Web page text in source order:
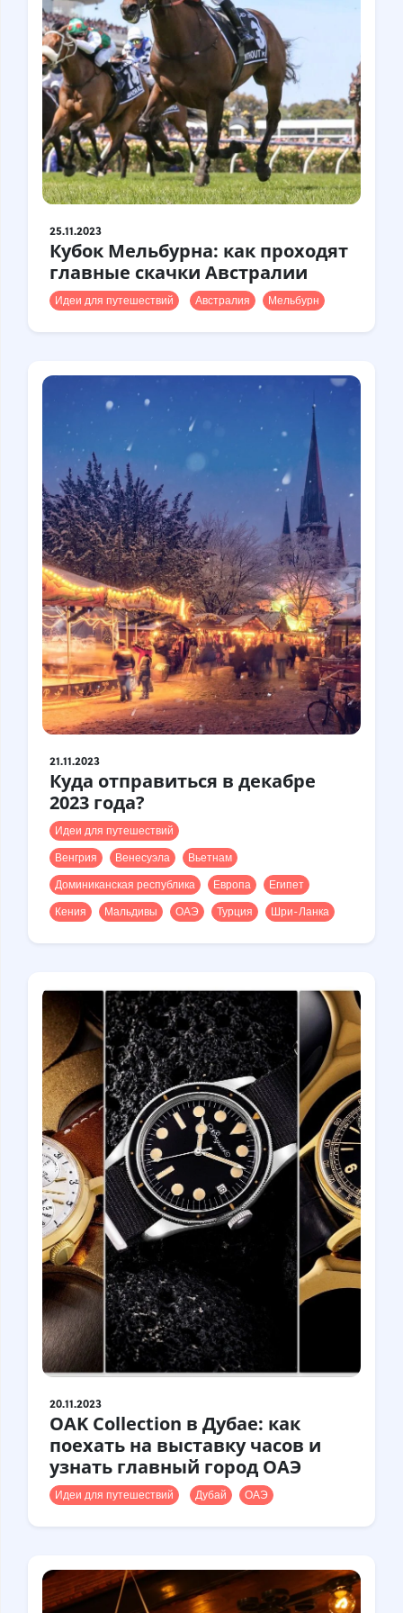
Турция
Финляндия
Франция
Хорватия
Чехия
Чили
Швейцария
Швеция
Шотландия
Шри-Ланка
Эстония
Япония
25.11.2023
Кубок Мельбурна: как проходят
главные скачки Австралии
Идеи для путешествий Австралия Мельбурн
21.11.2023
Куда отправиться в декабре
2023 года?
Идеи для путешествий
Венгрия
Венесуэла
Вьетнам
Доминиканская республика
Европа
Египет
Кения
Мальдивы ОАЭ Турция Шри-Ланка
20.11.2023
OAK Collection в Дубае: как
поехать на выставку часов и
узнать главный город ОАЭ
Идеи для путешествий Дубай ОАЭ